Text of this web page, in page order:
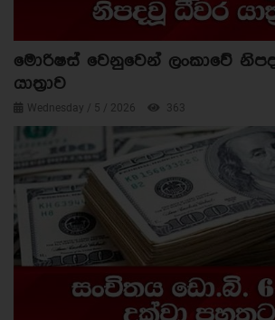
මොරිෂස් වෙනුවෙන් ලංකාවේ
යාත්‍රාව
Wednesday / 5 / 2026 363